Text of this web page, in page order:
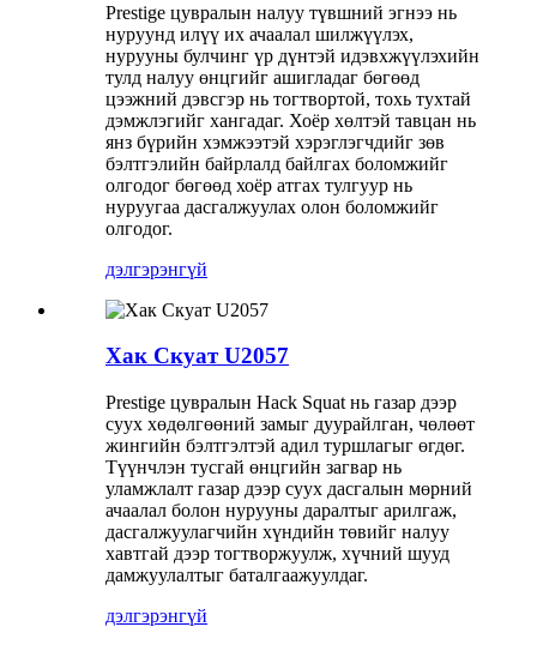
Prestige цувралын налуу түвшний эгнээ нь
нуруунд илүү их ачаалал шилжүүлэх,
нурууны булчинг үр дүнтэй идэвхжүүлэхийн
тулд налуу өнцгийг ашигладаг бөгөөд
цээжний дэвсгэр нь тогтвортой, тохь тухтай
дэмжлэгийг хангадаг. Хоёр хөлтэй тавцан нь
янз бүрийн хэмжээтэй хэрэглэгчдийг зөв
бэлтгэлийн байрлалд байлгах боломжийг
олгодог бөгөөд хоёр атгах тулгуур нь
нуруугаа дасгалжуулах олон боломжийг
олгодог.
дэлгэрэнгүй
Хак Скуат U2057
Prestige цувралын Hack Squat нь газар дээр
суух хөдөлгөөний замыг дуурайлган, чөлөөт
жингийн бэлтгэлтэй адил туршлагыг өгдөг.
Түүнчлэн тусгай өнцгийн загвар нь
уламжлалт газар дээр суух дасгалын мөрний
ачаалал болон нурууны даралтыг арилгаж,
дасгалжуулагчийн хүндийн төвийг налуу
хавтгай дээр тогтворжуулж, хүчний шууд
дамжуулалтыг баталгаажуулдаг.
дэлгэрэнгүй